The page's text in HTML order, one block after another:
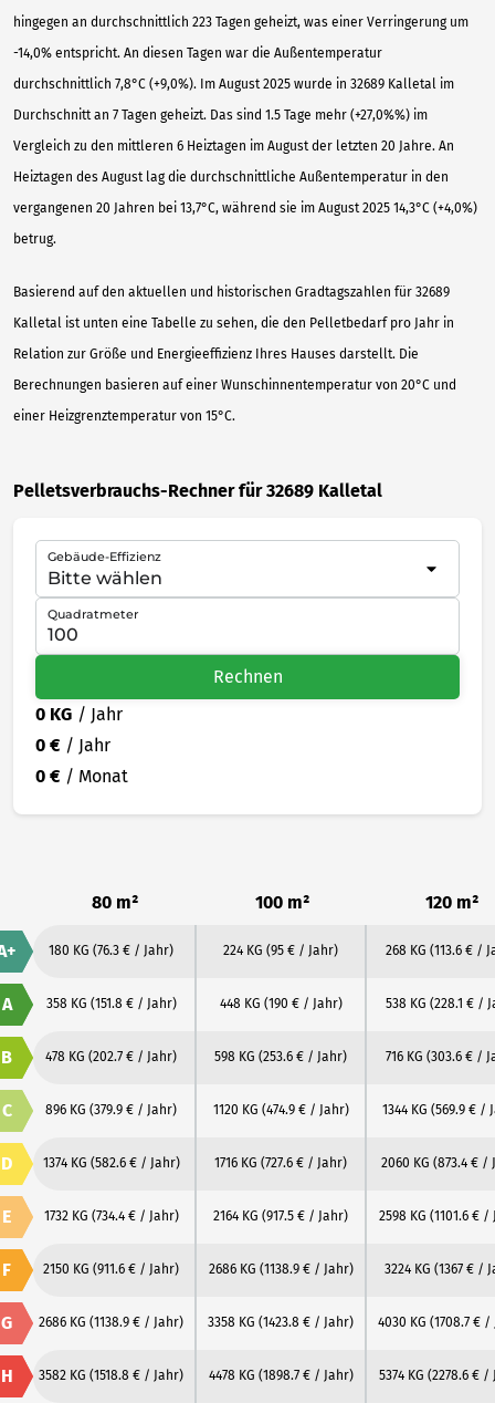
hingegen an durchschnittlich 223 Tagen geheizt, was einer Verringerung um
-14,0% entspricht. An diesen Tagen war die Außentemperatur
durchschnittlich 7,8°C (+9,0%). Im August 2025 wurde in 32689 Kalletal im
Durchschnitt an 7 Tagen geheizt. Das sind 1.5 Tage mehr (+27,0%%) im
Vergleich zu den mittleren 6 Heiztagen im August der letzten 20 Jahre. An
Heiztagen des August lag die durchschnittliche Außentemperatur in den
vergangenen 20 Jahren bei 13,7°C, während sie im August 2025 14,3°C (+4,0%)
betrug.
Basierend auf den aktuellen und historischen Gradtagszahlen für 32689
Kalletal ist unten eine Tabelle zu sehen, die den Pelletbedarf pro Jahr in
Relation zur Größe und Energieeffizienz Ihres Hauses darstellt. Die
Berechnungen basieren auf einer Wunschinnentemperatur von 20°C und
einer Heizgrenztemperatur von 15°C.
Pelletsverbrauchs-Rechner für 32689 Kalletal
Gebäude-Effizienz
Quadratmeter
Rechnen
0 KG / Jahr
0 € / Jahr
0 € / Monat
80 m² 100 m² 120 m²
180 KG (76.3 € / Jahr) 224 KG (95 € / Jahr) 268 KG (113.6 € /
A 358 KG (151.8 € / Jahr) 448 KG (190 € / Jahr) 538 KG (228.1 € /
B 478 KG (202.7 € / Jahr) 598 KG (253.6 € / Jahr) 716 KG (303.6 € /
C 896 KG (379.9 € / Jahr) 1120 KG (474.9 € / Jahr) 1344 KG (569.9 € /
D 1374 KG (582.6 € / Jahr) 1716 KG (727.6 € / Jahr) 2060 KG (873.4 € /
E 1732 KG (734.4 € / Jahr) 2164 KG (917.5 € / Jahr) 2598 KG (1101.6 € /
F 2150 KG (911.6 € / Jahr) 2686 KG (1138.9 € / Jahr) 3224 KG (1367 € /
G 2686 KG (1138.9 € / Jahr) 3358 KG (1423.8 € / Jahr) 4030 KG (1708.7 € /
H 3582 KG (1518.8 € / Jahr) 4478 KG (1898.7 € / Jahr) 5374 KG (2278.6 € /